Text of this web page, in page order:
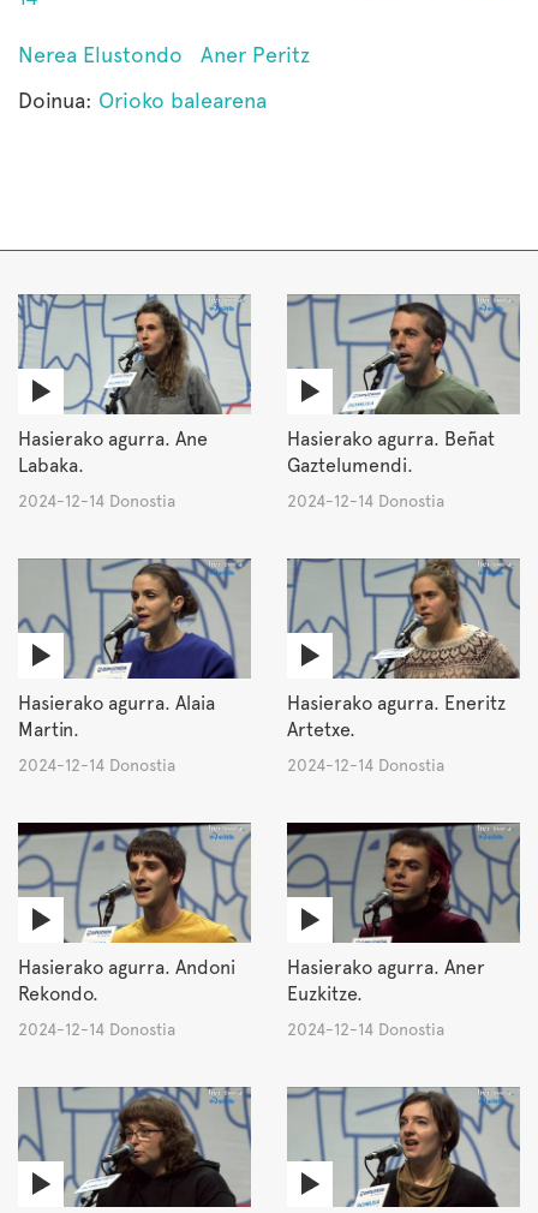
Nerea Elustondo
Aner Peritz
Doinua: Orioko balearena
Hasierako agurra. Ane
Labaka.
2024-12-14 Donostia
Hasierako agurra. Beñat
Gaztelumendi.
2024-12-14 Donostia
Hasierako agurra. Alaia
Martin.
2024-12-14 Donostia
Hasierako agurra. Eneritz
Artetxe.
2024-12-14 Donostia
Hasierako agurra. Andoni
Rekondo.
2024-12-14 Donostia
Hasierako agurra. Aner
Euzkitze.
2024-12-14 Donostia